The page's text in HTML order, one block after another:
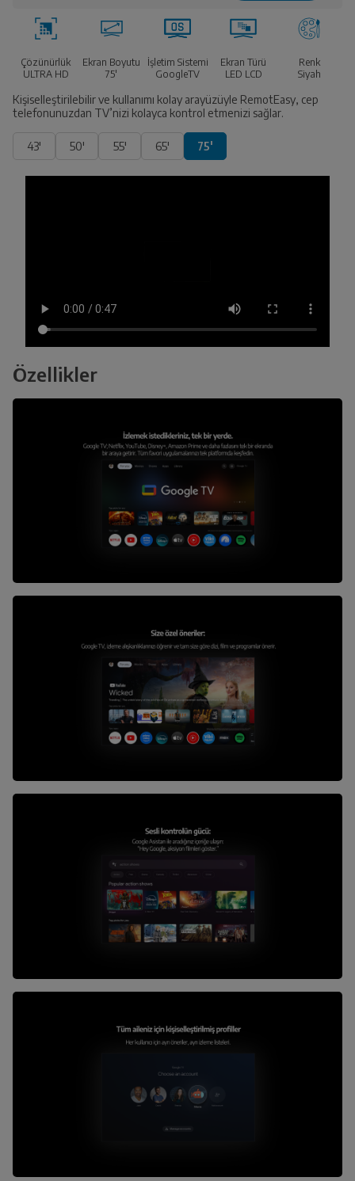
Çözünürlük
ULTRA HD
Ekran Boyutu
75'
İşletim Sistemi
GoogleTV
Ekran Türü
LED LCD
Renk
Siyah
Kişiselleştirilebilir ve kullanımı kolay arayüzüyle RemotEasy, cep
telefonunuzdan TV’nizi kolayca kontrol etmenizi sağlar.
43' 50' 55' 65' 75'
Özellikler